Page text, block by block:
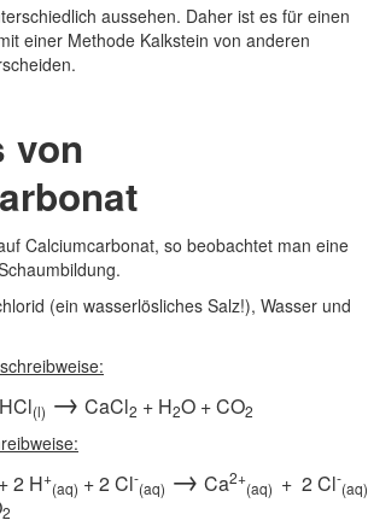
aussehen. Daher ist es für einen
einer Methode Kalkstein von anderen
von
Calciumcarbonat, so beobachtet man eine
(ein wasserlösliches Salz!), Wasser und
(l) → CaCl2 + H2O + CO2
+ 2 H+
(aq) + 2 Cl-
(aq) → Ca2+
(aq) + 2 Cl-
(aq)
2